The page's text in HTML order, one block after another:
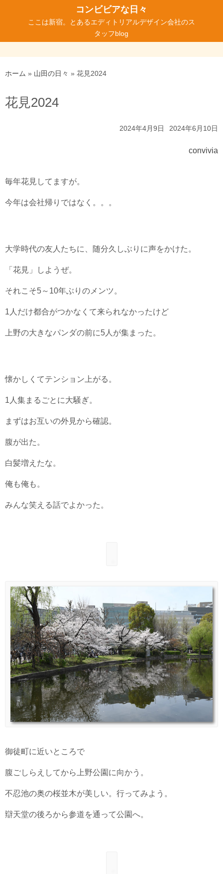
ン
ツ
へ
キ
コンビビアな日々
ここは新宿。とあるエディトリアルデザイン会社のス
タッフblog
ホーム » 山田の日々 » 花見2024
花見2024
2024年4月9日 2024年6月10日
convivia
毎年花見してますが。
今年は会社帰りではなく。。。
大学時代の友人たちに、随分久しぶりに声をかけた。
「花見」しようぜ。
それこそ5～10年ぶりのメンツ。
1人だけ都合がつかなくて来られなかったけど
上野の大きなパンダの前に5人が集まった。
懐かしくてテンション上がる。
1人集まるごとに大騒ぎ。
まずはお互いの外見から確認。
腹が出た。
白髪増えたな。
俺も俺も。
みんな笑える話でよかった。
御徒町に近いところで
腹ごしらえしてから上野公園に向かう。
不忍池の奥の桜並木が美しい。行ってみよう。
辯天堂の後ろから参道を通って公園へ。